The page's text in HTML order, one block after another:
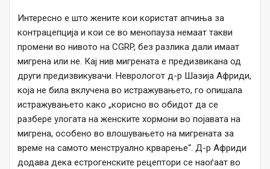
Интересно е што жените кои користат апчиња за
контрацепција и кои се во менопауза немаат такви
промени во нивото на CGRP, без разлика дали имаат
мигрена или не. Кај нив мигрената е предизвикана од
други предизвикувачи. Неврологот д-р Шазија Африди,
која не била вклучена во истражувањето, го опишала
истражувањето како „корисно во обидот да се
разбере улогата на женските хормони во појавата на
мигрена, особено во влошувањето на мигрената за
време на самото менструално крварење“. Д-р Африди
додава дека естрогенските рецептори се наоѓаат во